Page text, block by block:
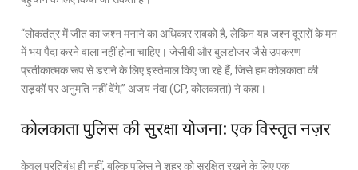
“लोकतंत्र में जीत का जश्न मनाने का अधिकार सबको है, लेकिन यह जश्न दूसरों के मन
में भय पैदा करने वाला नहीं होना चाहिए। जेसीबी और बुलडोजर जैसे उपकरण
प्रतीकात्मक रूप से डराने के लिए इस्तेमाल किए जा रहे हैं, जिसे हम कोलकाता की
सड़कों पर अनुमति नहीं देंगे,” अजय नंदा (CP, कोलकाता) ने कहा।
कोलकाता पुलिस की सुरक्षा योजना: एक विस्तृत नज़र
केवल प्रतिबंध ही नहीं, बल्कि पुलिस ने शहर को सुरक्षित रखने के लिए एक